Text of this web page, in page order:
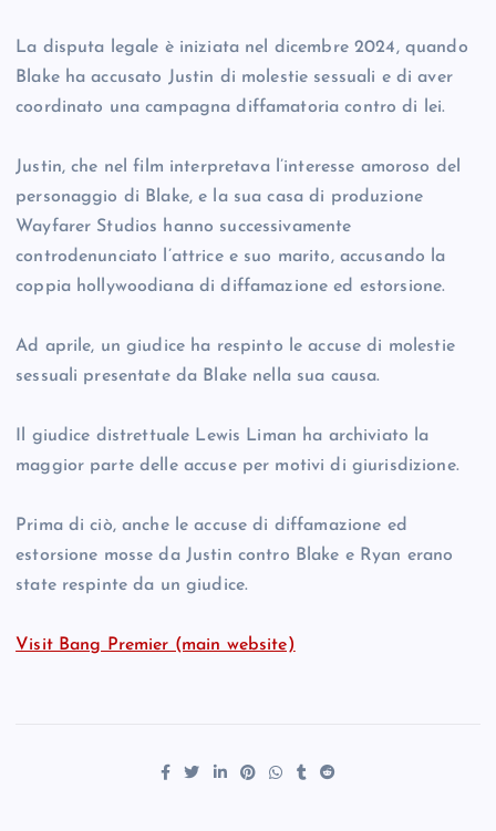
La disputa legale è iniziata nel dicembre 2024, quando
Blake ha accusato Justin di molestie sessuali e di aver
coordinato una campagna diffamatoria contro di lei.
Justin, che nel film interpretava l’interesse amoroso del
personaggio di Blake, e la sua casa di produzione
Wayfarer Studios hanno successivamente
controdenunciato l’attrice e suo marito, accusando la
coppia hollywoodiana di diffamazione ed estorsione.
Ad aprile, un giudice ha respinto le accuse di molestie
sessuali presentate da Blake nella sua causa.
Il giudice distrettuale Lewis Liman ha archiviato la
maggior parte delle accuse per motivi di giurisdizione.
Prima di ciò, anche le accuse di diffamazione ed
estorsione mosse da Justin contro Blake e Ryan erano
state respinte da un giudice.
Visit Bang Premier (main website)